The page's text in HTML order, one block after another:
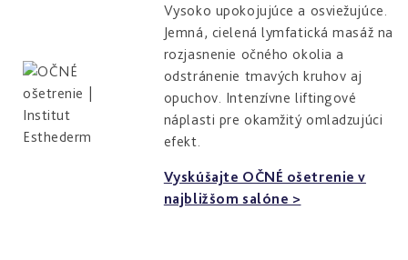
Vysoko upokojujúce a osviežujúce.
Jemná, cielená lymfatická masáž na
rozjasnenie očného okolia a
odstránenie tmavých kruhov aj
opuchov. Intenzívne liftingové
náplasti pre okamžitý omladzujúci
efekt.
Vyskúšajte OČNÉ ošetrenie v
najbližšom salóne >